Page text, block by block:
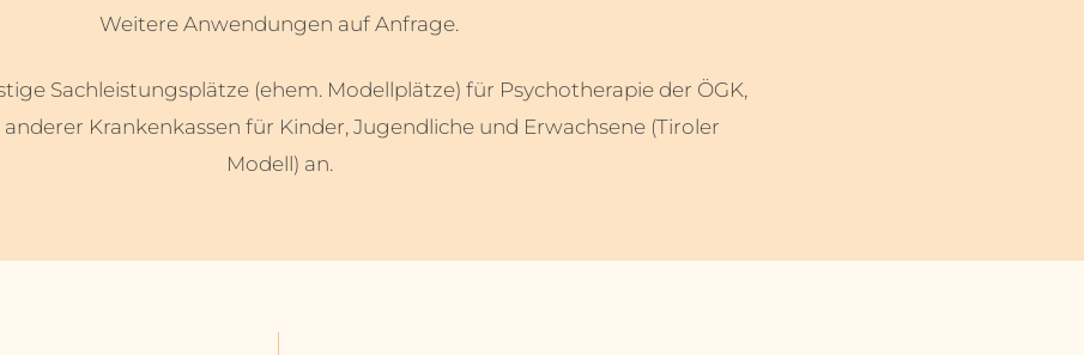
Weitere Anwendungen auf Anfrage.
Sachleistungsplätze (ehem. Modellplätze) für Psychotherapie der ÖGK,
anderer Krankenkassen für Kinder, Jugendliche und Erwachsene (Tiroler
Modell) an.